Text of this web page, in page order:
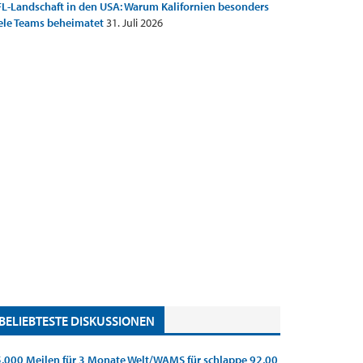
Landschaft in den USA: Warum Kalifornien besonders
Teams beheimatet31. Juli 2026
BELIEBTESTE DISKUSSIONEN
Meilen für 3 Monate Welt/WAMS für schlappe 92,00